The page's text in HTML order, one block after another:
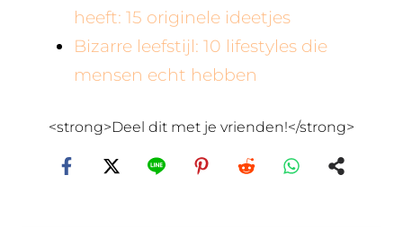
heeft: 15 originele ideetjes
Bizarre leefstijl: 10 lifestyles die
mensen echt hebben
<strong>Deel dit met je vrienden!</strong>